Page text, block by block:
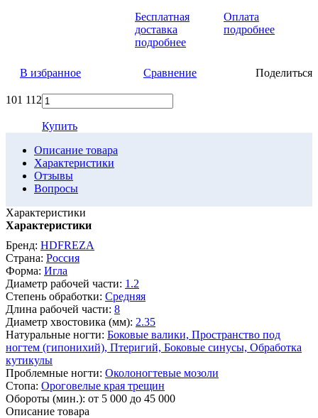
Бесплатная
доставка
подробнее
Оплата
подробнее
В избранное Сравнение Поделиться
Характеристики
Характеристики
Бренд: HDFREZA
Страна: Россия
Форма: Игла
Диаметр рабочей части: 1.2
Степень обработки: Средняя
Длина рабочей части: 8
Диаметр хвостовика (мм): 2.35
Натуральные ногти: Боковые валики, Пространство под
ногтем (гипонихий), Птеригий, Боковые синусы, Обработка
кутикулы
Проблемные ногти: Околоногтевые мозоли
Стопа: Ороговелые края трещин
Обороты (мин.): от 5 000 до 45 000
101 112
Купить
Описание товара
Характеристики
Отзывы
Вопросы
Описание товара